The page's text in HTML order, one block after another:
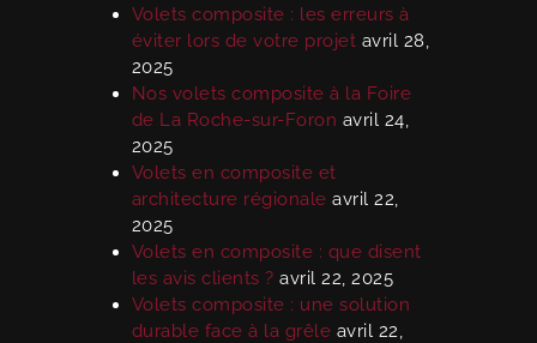
Volets composite : les erreurs à
éviter lors de votre projet avril 28,
2025
Nos volets composite à la Foire
de La Roche-sur-Foron avril 24,
2025
Volets en composite et
architecture régionale avril 22,
2025
Volets en composite : que disent
les avis clients ? avril 22, 2025
Volets composite : une solution
durable face à la grêle avril 22,